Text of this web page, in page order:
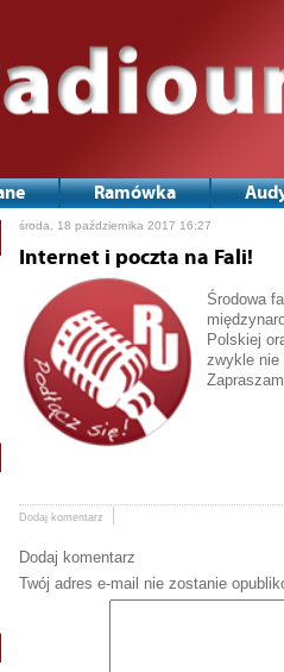
Ramówka
środa, 18 października 2017 16:27
Internet i poczta na Fali!
Środowa
Polskiej
zwykle nie
Dodaj komentarz
Dodaj komentarz
Twój adres e-mail nie zostanie